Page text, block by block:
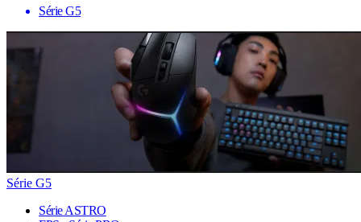
Série G5
Série G5
Série ASTRO